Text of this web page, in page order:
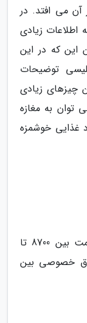
آن می افتد. در
زیادی
این که در این
توضیحات
چیزهای زیادی
توان به مغازه
غذایی خوشمزه
قیمت اقامت در یک مسافرخانه ارزان قیمت بین 8700 تا
خصوصی بین